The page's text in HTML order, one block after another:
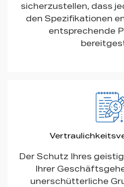
sicherzustellen, dass
den Spezifikationen
entsprechende
Der Schutz Ihres
Ihrer
unerschütterliche